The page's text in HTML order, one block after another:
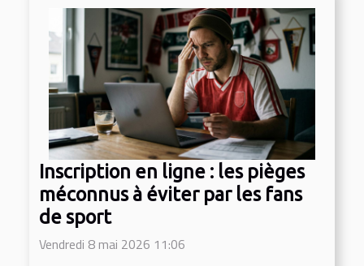
Inscription en ligne : les pièges
méconnus à éviter par les fans
de sport
Vendredi 8 mai 2026 11:06